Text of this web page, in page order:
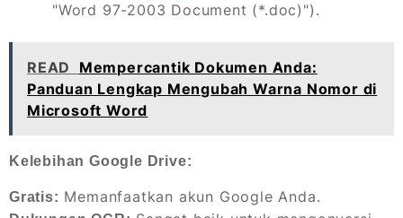
"Word 97-2003 Document (*.doc)").
READ
Mempercantik Dokumen Anda:
Panduan Lengkap Mengubah Warna Nomor di
Microsoft Word
Kelebihan Google Drive:
Gratis: Memanfaatkan akun Google Anda.